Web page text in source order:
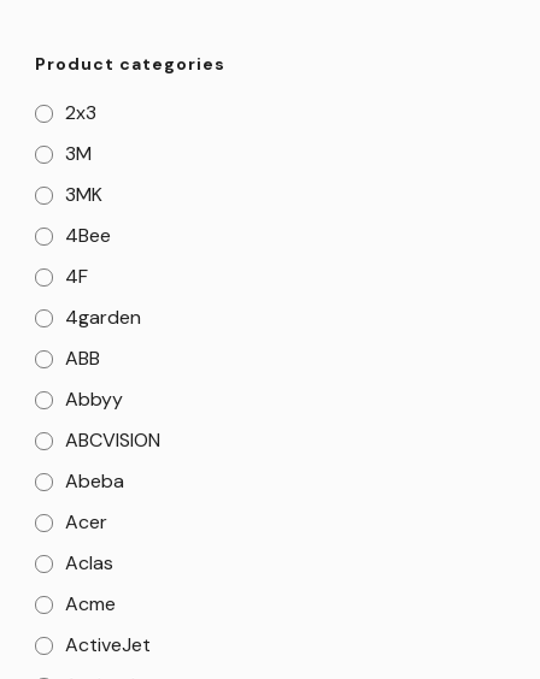
Product categories
2x3
3M
3MK
4Bee
4F
4garden
ABB
Abbyy
ABCVISION
Abeba
Acer
Aclas
Acme
ActiveJet